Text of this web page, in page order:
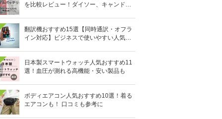
を比較レビュー！ダイソー、キャンドゥ
翻訳機おすすめ15選【同時通訳・オフラ
イン対応】ビジネスで使いやすい人気の
日本製スマートウォッチ人気おすすめ11
選！血圧が測れる高機能・安い製品も
ボディエアコン人気おすすめ10選！着る
エアコンも！ 口コミも参考に